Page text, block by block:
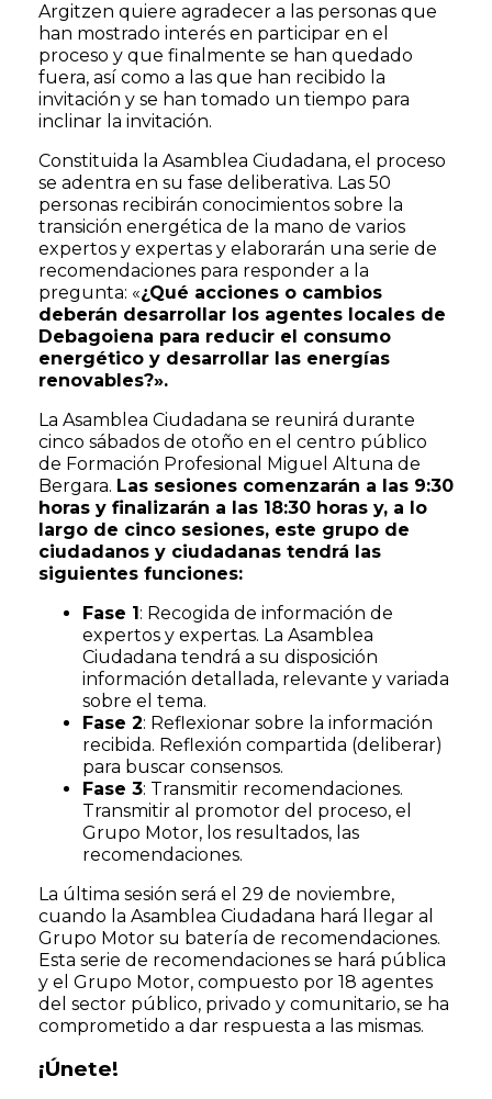
Argitzen quiere agradecer a las personas que
han mostrado interés en participar en el
proceso y que finalmente se han quedado
fuera, así como a las que han recibido la
invitación y se han tomado un tiempo para
inclinar la invitación.
Constituida la Asamblea Ciudadana, el proceso
se adentra en su fase deliberativa. Las 50
personas recibirán conocimientos sobre la
transición energética de la mano de varios
expertos y expertas y elaborarán una serie de
recomendaciones para responder a la
pregunta: «¿Qué acciones o cambios
deberán desarrollar los agentes locales de
Debagoiena para reducir el consumo
energético y desarrollar las energías
renovables?».
La Asamblea Ciudadana se reunirá durante
cinco sábados de otoño en el centro público
de Formación Profesional Miguel Altuna de
Bergara. Las sesiones comenzarán a las 9:30
horas y finalizarán a las 18:30 horas y, a lo
largo de cinco sesiones, este grupo de
ciudadanos y ciudadanas tendrá las
siguientes funciones:
Fase 1: Recogida de información de
expertos y expertas. La Asamblea
Ciudadana tendrá a su disposición
información detallada, relevante y variada
sobre el tema.
Fase 2: Reflexionar sobre la información
recibida. Reflexión compartida (deliberar)
para buscar consensos.
Fase 3: Transmitir recomendaciones.
Transmitir al promotor del proceso, el
Grupo Motor, los resultados, las
recomendaciones.
La última sesión será el 29 de noviembre,
cuando la Asamblea Ciudadana hará llegar al
Grupo Motor su batería de recomendaciones.
Esta serie de recomendaciones se hará pública
y el Grupo Motor, compuesto por 18 agentes
del sector público, privado y comunitario, se ha
comprometido a dar respuesta a las mismas.
¡Únete!